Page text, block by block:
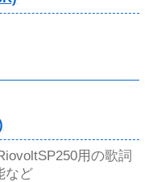
用の歌詞
など